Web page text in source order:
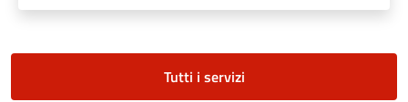
Tutti i servizi